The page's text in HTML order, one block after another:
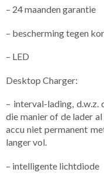
– 24 maanden garantie
– bescherming tegen
– LED
Desktop Charger:
– interval-lading,
die manier of de lader
accu niet permanent
langer vol.
– intelligente lichtdiode